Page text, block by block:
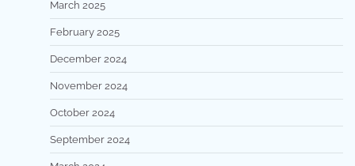
March 2025
February 2025
December 2024
November 2024
October 2024
September 2024